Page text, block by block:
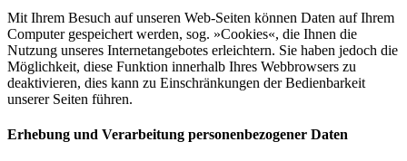
Mit Ihrem Besuch auf unseren Web-Seiten können Daten auf Ihrem
Computer gespeichert werden, sog. »Cookies«, die Ihnen die
Nutzung unseres Internetangebotes erleichtern. Sie haben jedoch die
Möglichkeit, diese Funktion innerhalb Ihres Webbrowsers zu
deaktivieren, dies kann zu Einschränkungen der Bedienbarkeit
unserer Seiten führen.
Erhebung und Verarbeitung personenbezogener Daten